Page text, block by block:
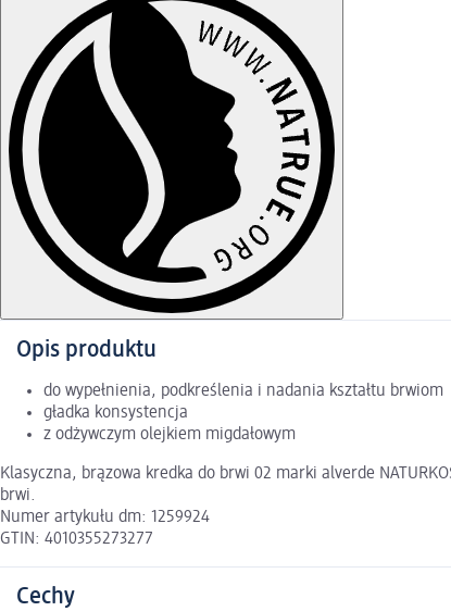
Opis produktu
do wypełnienia, podkreślenia i nadania kształtu brwiom
gładka konsystencja
z odżywczym olejkiem migdałowym
Klasyczna, brązowa kredka do brwi 02 marki alverde
brwi.
Numer artykułu dm: 1259924
GTIN: 4010355273277
Cechy